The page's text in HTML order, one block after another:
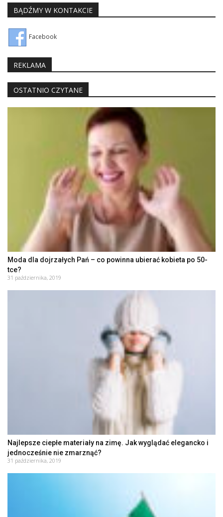
BĄDŹMY W KONTAKCIE
Facebook
REKLAMA
OSTATNIO CZYTANE
Moda dla dojrzałych Pań – co powinna ubierać kobieta po 50-
tce?
31 października, 2019
Najlepsze ciepłe materiały na zimę. Jak wyglądać elegancko i
jednocześnie nie zmarznąć?
31 października, 2019